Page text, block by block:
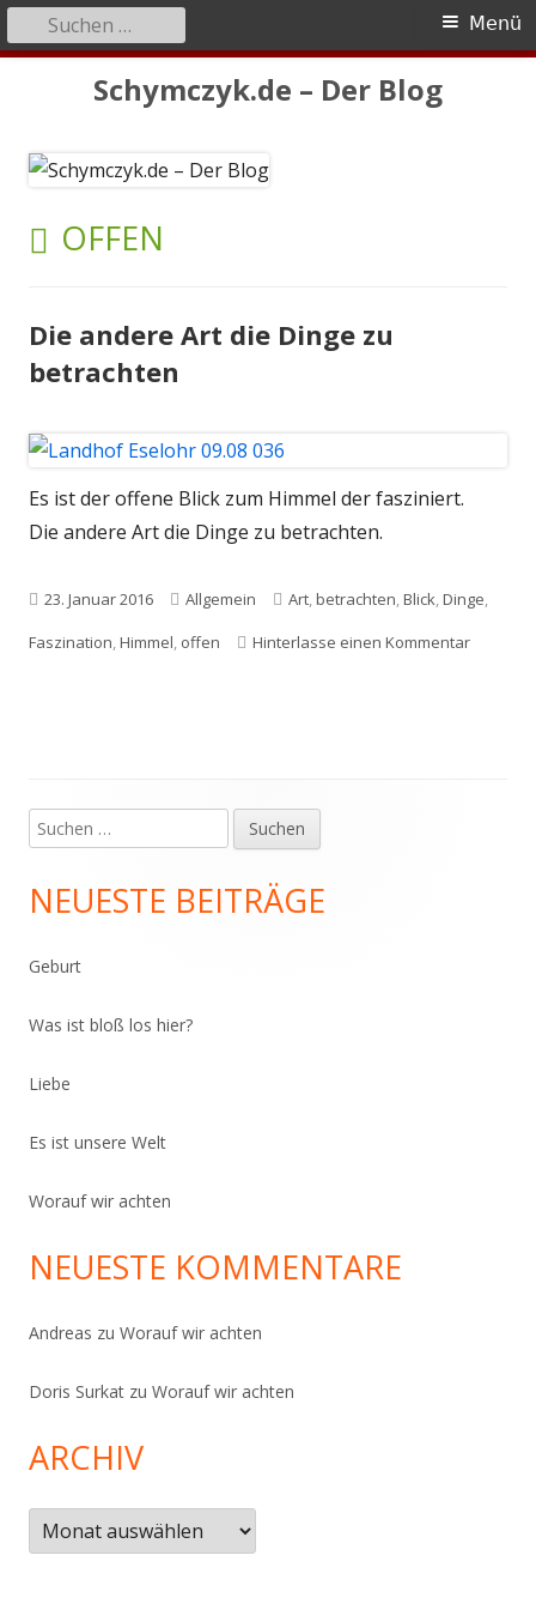
Schymczyk.de – Der Blog
Primäres
Menü
Suchen
nach:
SCHLAGWORT:
OFFEN
Die andere Art die Dinge zu
betrachten
Es ist der offene Blick zum Himmel der fasziniert.
Die andere Art die Dinge zu betrachten.
Veröffentlicht
am
23. Januar 2016 Kategorien
Allgemein Schlagwörter
Art,betrachten,Blick,Dinge,
Faszination,Himmel, offen Hinterlasse einen Kommentarzu Die
Haupt-
Seitenleiste
Suchen
nach:
NEUESTE BEITRÄGE
Geburt
Was ist bloß los hier?
Liebe
Es ist unsere Welt
Worauf wir achten
NEUESTE KOMMENTARE
Andreas zu Worauf wir achten
Doris Surkat zu Worauf wir achten
ARCHIV
Archiv